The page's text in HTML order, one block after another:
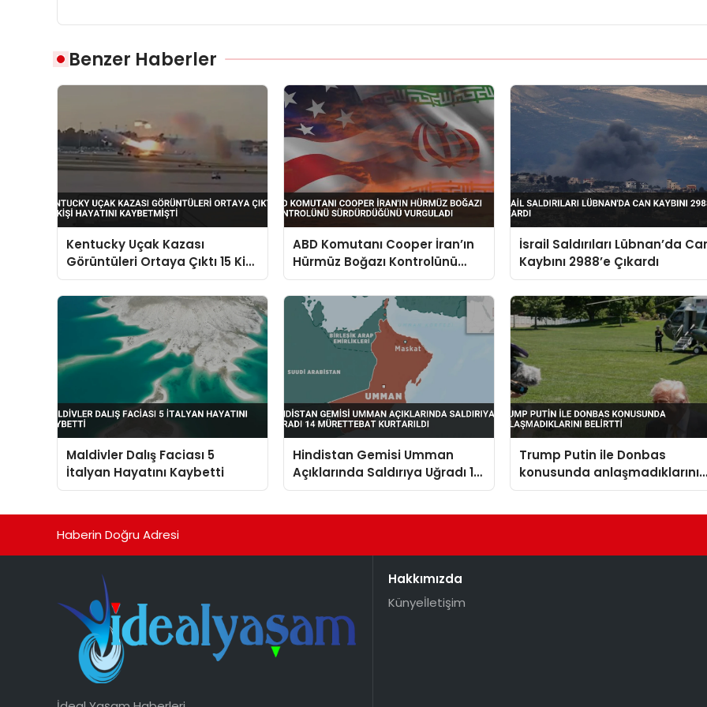
Benzer Haberler
Kentucky Uçak Kazası
Görüntüleri Ortaya Çıktı 15 Kişi
Hayatını Kaybetmişti
ABD Komutanı Cooper İran’ın
Hürmüz Boğazı Kontrolünü
Sürdürdüğünü Vurguladı
İsrail Saldırıları Lübnan’da
Kaybını 2988’e Çıkardı
Maldivler Dalış Faciası 5
İtalyan Hayatını Kaybetti
Hindistan Gemisi Umman
Açıklarında Saldırıya Uğradı 14
Mürettebat Kurtarıldı
Trump Putin ile Donbas
konusunda anlaşmadıklarını
belirtti
Haberin Doğru Adresi
Hakkımızda
Künyeİletişim